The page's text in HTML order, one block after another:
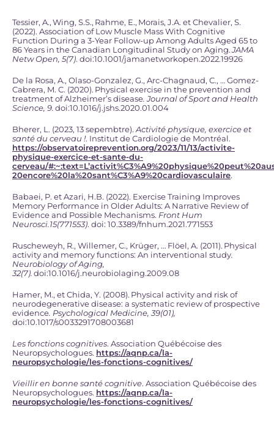
Tessier, A., Wing, S.S., Rahme, E., Morais, J.A. et Chevalier, S.
(2022). Association of Low Muscle Mass With Cognitive
Function During a 3-Year Follow-up Among Adults Aged 65 to
86 Years in the Canadian Longitudinal Study on Aging.JAMA
Netw Open, 5(7). doi:10.1001/jamanetworkopen.2022.19926
De la Rosa, A., Olaso-Gonzalez, G., Arc-Chagnaud, C., …Gomez-
Cabrera, M. C. (2020). Physical exercise in the prevention and
treatment of Alzheimer’s disease. Journal of Sport and Health
Science, 9. doi:10.1016/j.jshs.2020.01.004
Bherer, L. (2023, 13 sepembtre). Activité physique, exercice et
santé du cerveau !. Institut de Cardiologie de Montréal.
https://observatoireprevention.org/2023/11/13/activite-
physique-exercice-et-sante-du-
cerveau/
20encore%20la%20sant%C3%A9%20cardiovasculaire.
Babaei, P. et Azari, H.B. (2022). Exercise Training Improves
Memory Performance in Older Adults: A Narrative Review of
Evidence and Possible Mechanisms. Front Hum
Neurosci.15(771553). doi: 10.3389/fnhum.2021.771553
Ruscheweyh, R., Willemer, C., Krüger, … Flöel, A. (2011). Physical
activity and memory functions: An interventional study.
Neurobiology of Aging,
32(7). doi:10.1016/j.neurobiolaging.2009.08
Hamer, M., et Chida, Y. (2008). Physical activity and risk of
neurodegenerative disease: a systematic review of prospective
evidence. Psychological Medicine, 39(01),
doi:10.1017/s0033291708003681
Les fonctions cognitives. Association Québécoise des
Neuropsychologues. https://aqnp.ca/la-
neuropsychologie/les-fonctions-cognitives/
Vieillir en bonne santé cognitive. Association Québécoise des
Neuropsychologues. https://aqnp.ca/la-
neuropsychologie/les-fonctions-cognitives/